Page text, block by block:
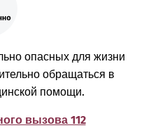
опасных для жизни
обращаться в
помощи.
вызова 112